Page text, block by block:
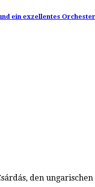
ein exzellentes
den